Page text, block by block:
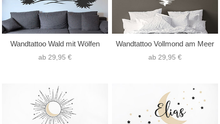
Wandtattoo Wald mit Wölfen
ab 29,95 €
Wandtattoo Vollmond am Meer
ab 29,95 €